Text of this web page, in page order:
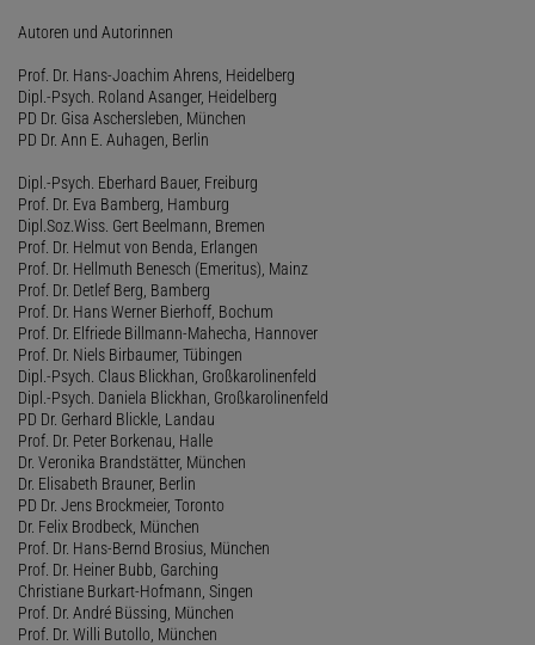
Autoren und Autorinnen
Prof. Dr. Hans-Joachim Ahrens, Heidelberg
Dipl.-Psych. Roland Asanger, Heidelberg
PD Dr. Gisa Aschersleben, München
PD Dr. Ann E. Auhagen, Berlin
Dipl.-Psych. Eberhard Bauer, Freiburg
Prof. Dr. Eva Bamberg, Hamburg
Dipl.Soz.Wiss. Gert Beelmann, Bremen
Prof. Dr. Helmut von Benda, Erlangen
Prof. Dr. Hellmuth Benesch (Emeritus), Mainz
Prof. Dr. Detlef Berg, Bamberg
Prof. Dr. Hans Werner Bierhoff, Bochum
Prof. Dr. Elfriede Billmann-Mahecha, Hannover
Prof. Dr. Niels Birbaumer, Tübingen
Dipl.-Psych. Claus Blickhan, Großkarolinenfeld
Dipl.-Psych. Daniela Blickhan, Großkarolinenfeld
PD Dr. Gerhard Blickle, Landau
Prof. Dr. Peter Borkenau, Halle
Dr. Veronika Brandstätter, München
Dr. Elisabeth Brauner, Berlin
PD Dr. Jens Brockmeier, Toronto
Dr. Felix Brodbeck, München
Prof. Dr. Hans-Bernd Brosius, München
Prof. Dr. Heiner Bubb, Garching
Christiane Burkart-Hofmann, Singen
Prof. Dr. André Büssing, München
Prof. Dr. Willi Butollo, München